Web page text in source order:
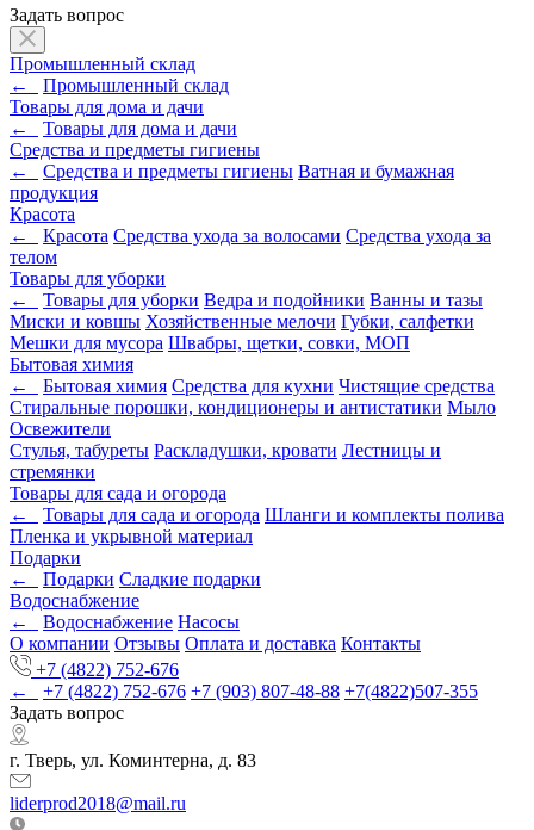
Задать вопрос
Промышленный склад
←
Промышленный склад
Товары для дома и дачи
←
Товары для дома и дачи
Средства и предметы гигиены
←
Средства и предметы гигиены Ватная и бумажная
продукция
Красота
←
Красота Средства ухода за волосами Средства ухода за
телом
Товары для уборки
←
Товары для уборки Ведра и подойники Ванны и тазы
Миски и ковшы Хозяйственные мелочи Губки, салфетки
Мешки для мусора Швабры, щетки, совки, МОП
Бытовая химия
←
Бытовая химия Средства для кухни Чистящие средства
Стиральные порошки, кондиционеры и антистатики Мыло
Освежители
Стулья, табуреты Раскладушки, кровати Лестницы и
стремянки
Товары для сада и огорода
←
Товары для сада и огорода Шланги и комплекты полива
Пленка и укрывной материал
Подарки
←
Подарки Cладкие подарки
Водоснабжение
←
Водоснабжение Насосы
О компании Отзывы Оплата и доставка Контакты
+7 (4822) 752-676
←
+7 (4822) 752-676 +7 (903) 807-48-88 +7(4822)507-355
Задать вопрос
г. Тверь, ул. Коминтерна, д. 83
liderprod2018@mail.ru